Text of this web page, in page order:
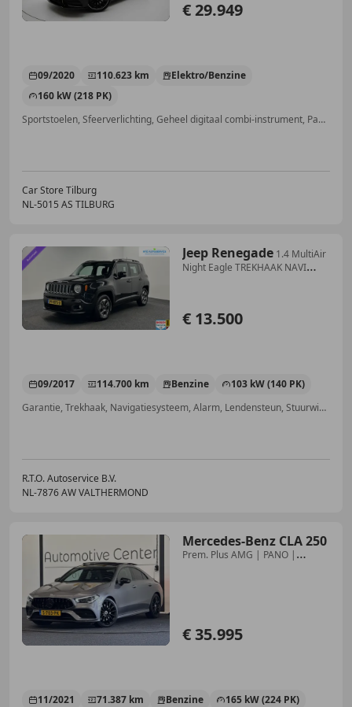
€ 29.949
09/2020 110.623 km
Elektro/Benzine
160 kW (218 PK)
Sportstoelen, Sfeerverlichting, Geheel digitaal combi-instrument, Panorama dak, Getinte ramen, Open dak, Parkeerhulp met camera, Airbag bestuurder
Car Store Tilburg
NL-5015 AS TILBURG
Jeep Renegade 1.4 MultiAir
Night Eagle TREKHAAK NAVI
€ 13.500
09/2017 114.700 km Benzine
103 kW (140 PK)
Garantie, Trekhaak, Navigatiesysteem, Alarm, Lendensteun, Stuurwielverwarming, Dakrails, Parkeerhulp achter
R.T.O. Autoservice B.V.
NL-7876 AW VALTHERMOND
Mercedes-Benz CLA 250
Prem. Plus AMG | PANO |
€ 35.995
11/2021 71.387 km Benzine
165 kW (224 PK)